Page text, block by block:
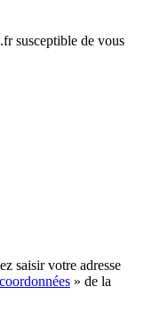
susceptible de vous
saisir votre adresse
» de la